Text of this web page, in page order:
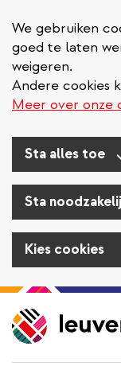
We gebruiken
goed te laten
weigeren.
Andere cookies
Meer over onze
Sta alles toe
Sta
Kies cookies
Overslaan
en
naar